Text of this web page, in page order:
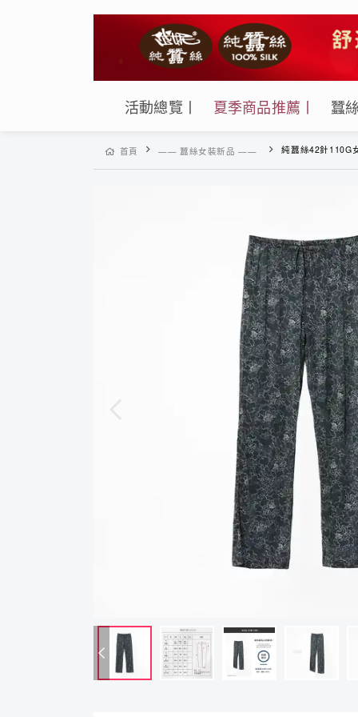
活動總覽丨 夏季商品推薦丨 蠶
首頁 —— 蠶絲女裝新品 —— 純蠶絲42針110G女腰頭綁